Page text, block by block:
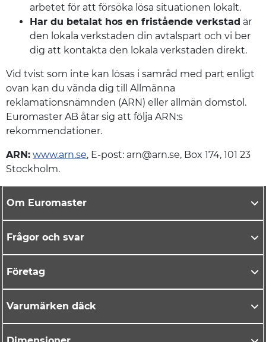
arbetet för att försöka lösa situationen lokalt.
Har du betalat hos en fristående verkstad är
den lokala verkstaden din avtalspart och vi ber
dig att kontakta den lokala verkstaden direkt.
Vid tvist som inte kan lösas i samråd med part enligt
ovan kan du vända dig till Allmänna
reklamationsnämnden (ARN) eller allmän domstol.
Euromaster AB åtar sig att följa ARN:s
rekommendationer.
ARN: www.arn.se, E-post: arn@arn.se, Box 174, 101 23
Stockholm.
Om Euromaster
Frågor och svar
Företag
Varumärken däck